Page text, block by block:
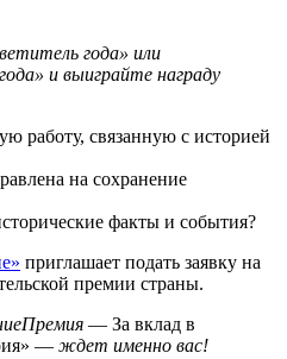
года» или
и выиграйте награду
работу, связанную с историей
на сохранение
факты и события?
приглашает подать заявку на
премии страны.
— За вклад в
— ждет именно вас!